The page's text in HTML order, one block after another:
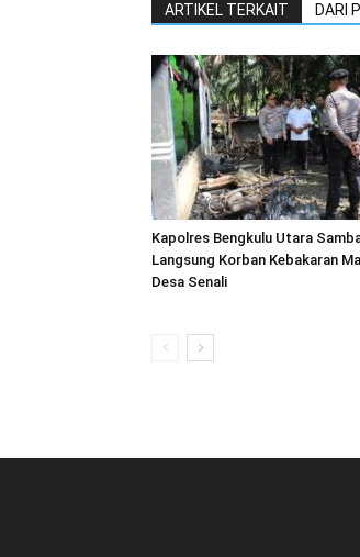
ARTIKEL TERKAIT DARI
Kapolres Bengkulu Utara
Langsung Korban Kebakaran
Desa Senali